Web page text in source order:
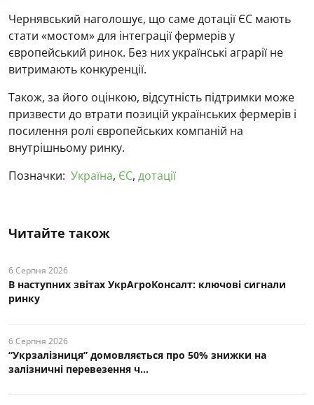
Чернявський наголошує, що саме дотації ЄС мають
стати «мостом» для інтеграції фермерів у
європейський ринок. Без них українські аграрії не
витримають конкуренції.
Також, за його оцінкою, відсутність підтримки може
призвести до втрати позицій українських фермерів і
посилення ролі європейських компаній на
внутрішньому ринку.
Позначки: Україна, ЄС, дотації
Читайте також
6 Серпня 2026
В наступних звітах УкрАгроКонсалт: ключові cигнали
ринку
6 Серпня 2026
“Укрзалізниця” домовляється про 50% знижки на
залізничні перевезення ч...